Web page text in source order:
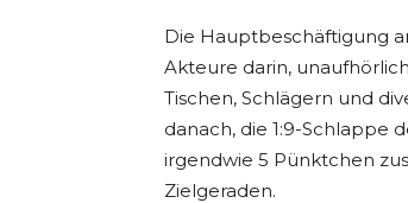
Die Hauptbeschäftigung
Akteure darin,
Tischen, Schlägern und
danach, die 1:9-Schlappe
irgendwie 5 Pünktchen
Zielgeraden.